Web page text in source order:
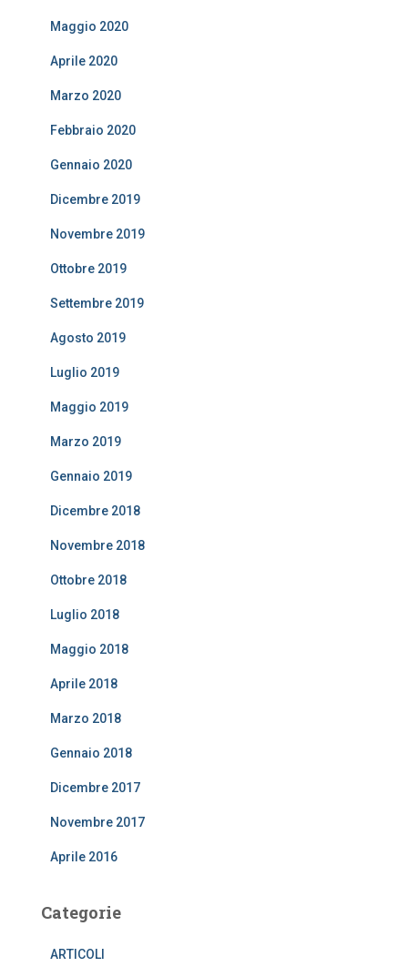
Maggio 2020
Aprile 2020
Marzo 2020
Febbraio 2020
Gennaio 2020
Dicembre 2019
Novembre 2019
Ottobre 2019
Settembre 2019
Agosto 2019
Luglio 2019
Maggio 2019
Marzo 2019
Gennaio 2019
Dicembre 2018
Novembre 2018
Ottobre 2018
Luglio 2018
Maggio 2018
Aprile 2018
Marzo 2018
Gennaio 2018
Dicembre 2017
Novembre 2017
Aprile 2016
Categorie
ARTICOLI